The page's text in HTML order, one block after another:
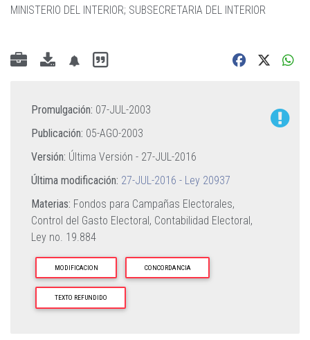
MINISTERIO DEL INTERIOR; SUBSECRETARIA DEL INTERIOR
Promulgación: 07-JUL-2003
Publicación: 05-AGO-2003
Versión: Última Versión - 27-JUL-2016
Última modificación: 27-JUL-2016 - Ley 20937
Materias: Fondos para Campañas Electorales,
Control del Gasto Electoral, Contabilidad Electoral,
Ley no. 19.884
MODIFICACION CONCORDANCIA
TEXTO REFUNDIDO